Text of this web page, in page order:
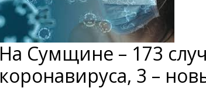
На Сумщине – 173
коронавируса, 3 –